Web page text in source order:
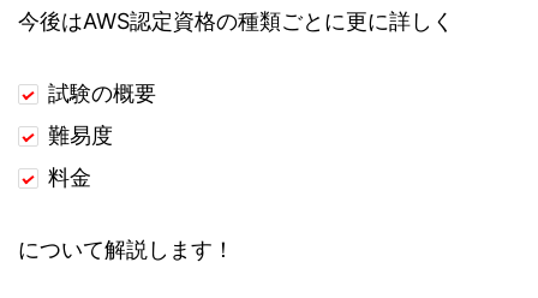
今後はAWS認定資格の種類ごとに更に詳しく
試験の概要
難易度
料金
について解説します！